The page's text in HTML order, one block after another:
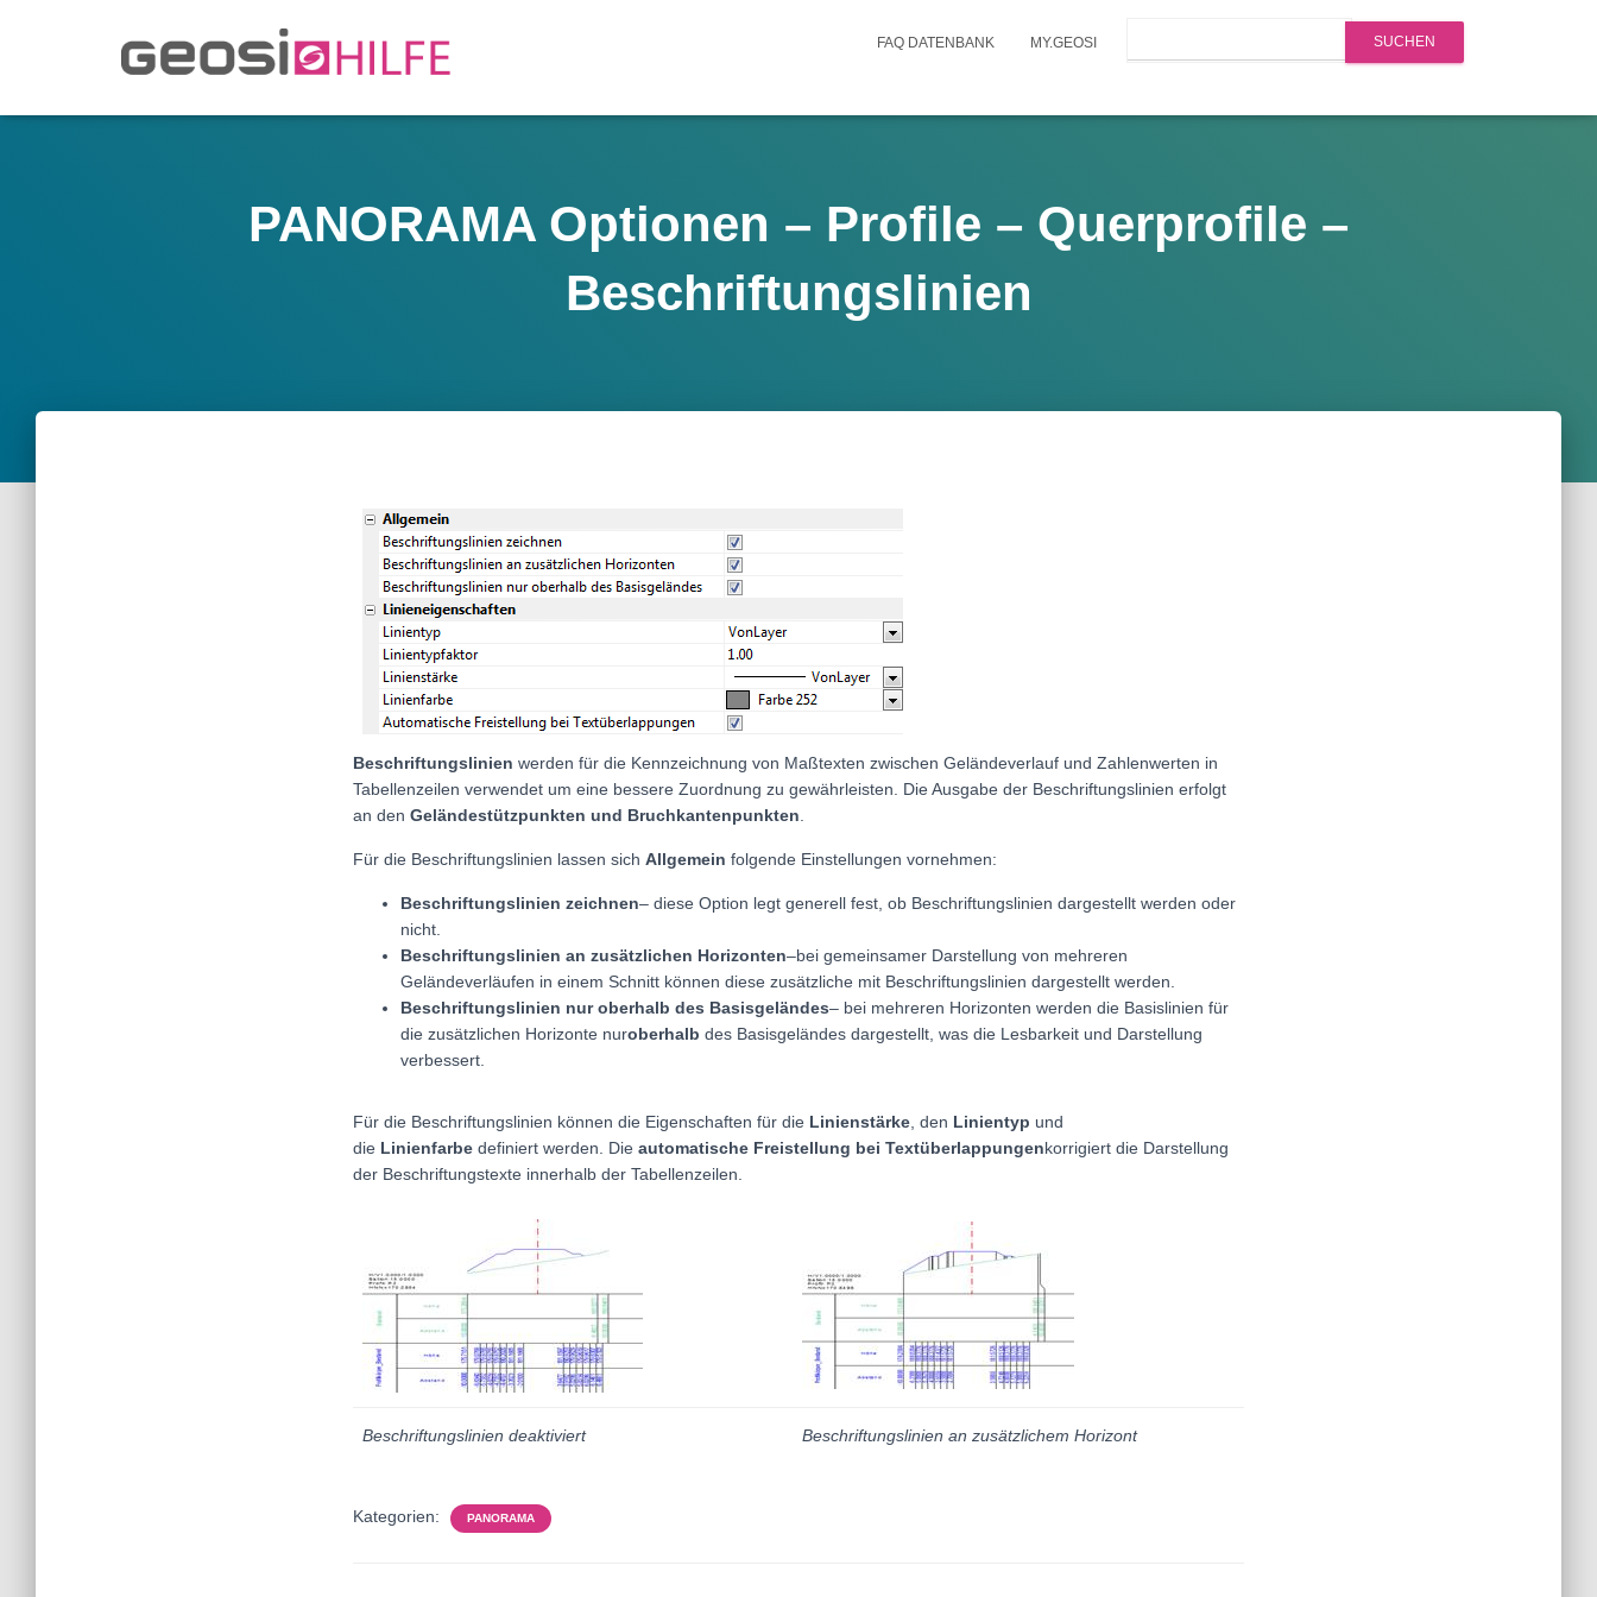
FAQ DATENBANK MY.GEOSI
PANORAMA Optionen – Profile – Querprofile –
Beschriftungslinien
Beschriftungslinien werden für die Kennzeichnung von Maßtexten zwischen Geländeverlauf und Zahlenwerten in
Tabellenzeilen verwendet um eine bessere Zuordnung zu gewährleisten. Die Ausgabe der Beschriftungslinien erfolgt
an den Geländestützpunkten und Bruchkantenpunkten
Für die Beschriftungslinien lassen sich Allgemein folgende Einstellungen vornehmen:
Beschriftungslinien zeichnen– diese Option legt generell fest, ob Beschriftungslinien dargestellt werden oder
nicht.
Beschriftungslinien an zusätzlichen Horizonten–bei gemeinsamer Darstellung von mehreren
Geländeverläufen in einem Schnitt können diese zusätzliche mit Beschriftungslinien dargestellt werden.
Beschriftungslinien nur oberhalb des Basisgeländes– bei mehreren Horizonten werden die Basislinien für
die zusätzlichen Horizonte nuroberhalb des Basisgeländes dargestellt, was die Lesbarkeit und Darstellung
verbessert.
Für die Beschriftungslinien können die Eigenschaften für die Linienstärke , den Linientyp und
die Linienfarbe definiert werden. Die automatische Freistellung bei Textüberlappungenkorrigiert die Darstellung
der Beschriftungstexte innerhalb der Tabellenzeilen.
Beschriftungslinien deaktiviert Beschriftungslinien an zusätzlichem Horizont
Kategorien: PANORAMA